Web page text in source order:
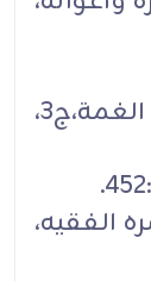
1- ابن أبي الفتح الأربلي، كشف الغمة،ج3،
الفقيه،